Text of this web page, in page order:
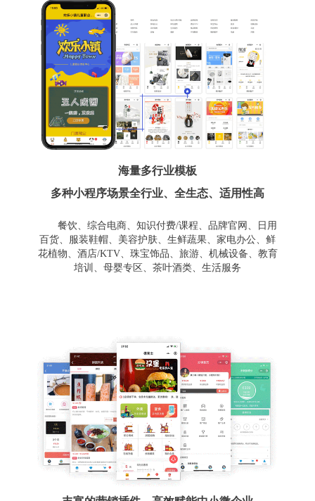
海量多行业模板
多种小程序场景全行业、全生态、适用性高
餐饮、综合电商、知识付费/课程、品牌官网、日用
百货、服装鞋帽、美容护肤、生鲜蔬果、家电办公、鲜
花植物、酒店/KTV、珠宝饰品、旅游、机械设备、教育
培训、母婴专区、茶叶酒类、生活服务